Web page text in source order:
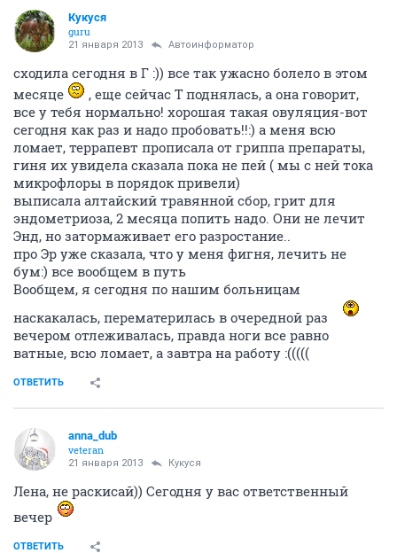
Кукуся
guru
21 января 2013 Автоинформатор
сходила сегодня в Г :)) все так ужасно болело в этом
месяце
, еще сейчас Т поднялась, а она говорит,
все у тебя нормально! хорошая такая овуляция-вот
сегодня как раз и надо пробовать!!:) а меня всю
ломает, террапевт прописала от гриппа препараты,
гиня их увидела сказала пока не пей ( мы с ней тока
микрофлоры в порядок привели)
выписала алтайский травянной сбор, грит для
эндометриоза, 2 месяца попить надо. Они не лечит
Энд, но затормаживает его разростание..
про Эр уже сказала, что у меня фигня, лечить не
бум:) все вообщем в путь
Вообщем, я сегодня по нашим больницам
наскакалась, перематерилась в очередной раз
вечером отлеживалась, правда ноги все равно
ватные, всю ломает, а завтра на работу :(((((
ОТВЕТИТЬ
anna_dub
veteran
21 января 2013 Кукуся
Лена, не раскисай)) Сегодня у вас ответственный
вечер
ОТВЕТИТЬ